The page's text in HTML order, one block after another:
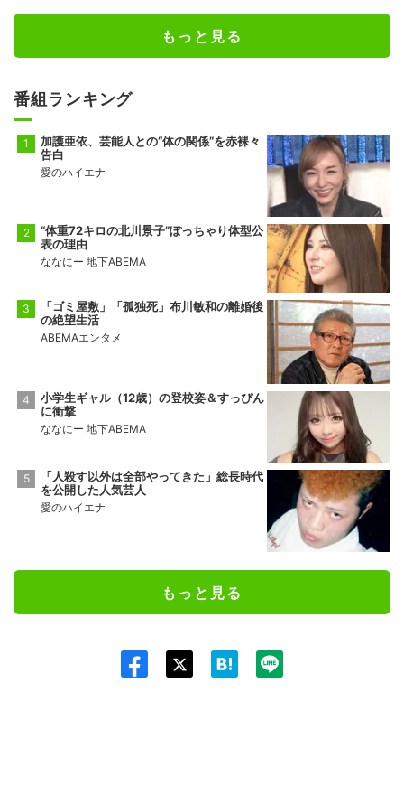
もっと見る
番組ランキング
加護亜依、芸能人との“体の関係”を赤裸々
告白
愛のハイエナ
“体重72キロの北川景子”ぽっちゃり体型公
表の理由
ななにー 地下ABEMA
「ゴミ屋敷」「孤独死」布川敏和の離婚後
の絶望生活
ABEMAエンタメ
小学生ギャル（12歳）の登校姿＆すっぴん
に衝撃
ななにー 地下ABEMA
「人殺す以外は全部やってきた」総長時代
を公開した人気芸人
愛のハイエナ
もっと見る